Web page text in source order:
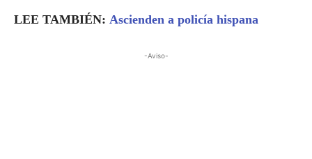
LEE TAMBIÉN: Ascienden a policía hispana
-Aviso-